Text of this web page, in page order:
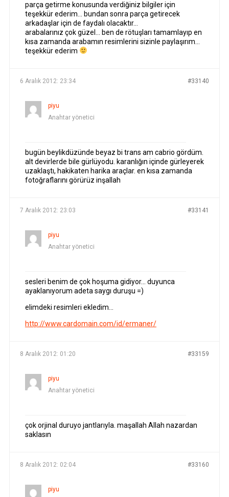
parça getirme konusunda verdiğiniz bilgiler için
teşekkür ederim… bundan sonra parça getirecek
arkadaşlar için de faydalı olacaktır…
arabalarınız çok güzel… ben de rötuşları tamamlayıp en
kısa zamanda arabamın resimlerini sizinle paylaşırım…
teşekkür ederim
6 Aralık 2012: 23:34 #33140
piyu
Anahtar yönetici
bugün beylikdüzünde beyaz bi trans am cabrio gördüm.
alt devirlerde bile gürlüyodu. karanlığın içinde gürleyerek
uzaklaştı, hakikaten harika araçlar. en kısa zamanda
fotoğraflarını görürüz inşallah
7 Aralık 2012: 23:03 #33141
piyu
Anahtar yönetici
sesleri benim de çok hoşuma gidiyor… duyunca
ayaklanıyorum adeta saygı duruşu =)
elimdeki resimleri ekledim…
http://www.cardomain.com/id/ermaner/
8 Aralık 2012: 01:20 #33159
piyu
Anahtar yönetici
çok orjinal duruyo jantlarıyla. maşallah Allah nazardan
saklasın
8 Aralık 2012: 02:04 #33160
piyu